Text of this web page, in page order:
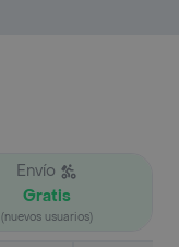
Envío
Gratis
(nuevos usuarios)